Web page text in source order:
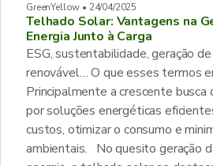
GreenYellow • 24/04/2025
Telhado Solar: Vantagens na
Energia Junto à Carga
ESG, sustentabilidade, geração
renovável… O que esses termos
Principalmente a crescente busca
por soluções energéticas
custos, otimizar o consumo e
ambientais. No quesito geração